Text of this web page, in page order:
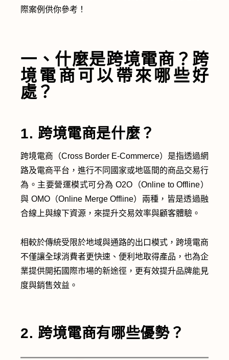
際案例供你參考！
一、什麼是跨境電商？跨
境電商可以帶來哪些好
處？
1. 跨境電商是什麼？
跨境電商（Cross Border E-Commerce）是指透過網
路及電商平台，進行不同國家或地區間的商品交易行
為。主要營運模式可分為 O2O（Online to Offline）
與 OMO（Online Merge Offline）兩種，皆是透過融
合線上與線下資源，來提升交易效率與顧客體驗。
相較於傳統受限於地域與通路的出口模式，跨境電商
不僅讓全球消費者更快速、便利地取得產品，也為企
業提供開拓國際市場的新途徑，更有效提升品牌能見
度與銷售效益。
2. 跨境電商有哪些優勢？